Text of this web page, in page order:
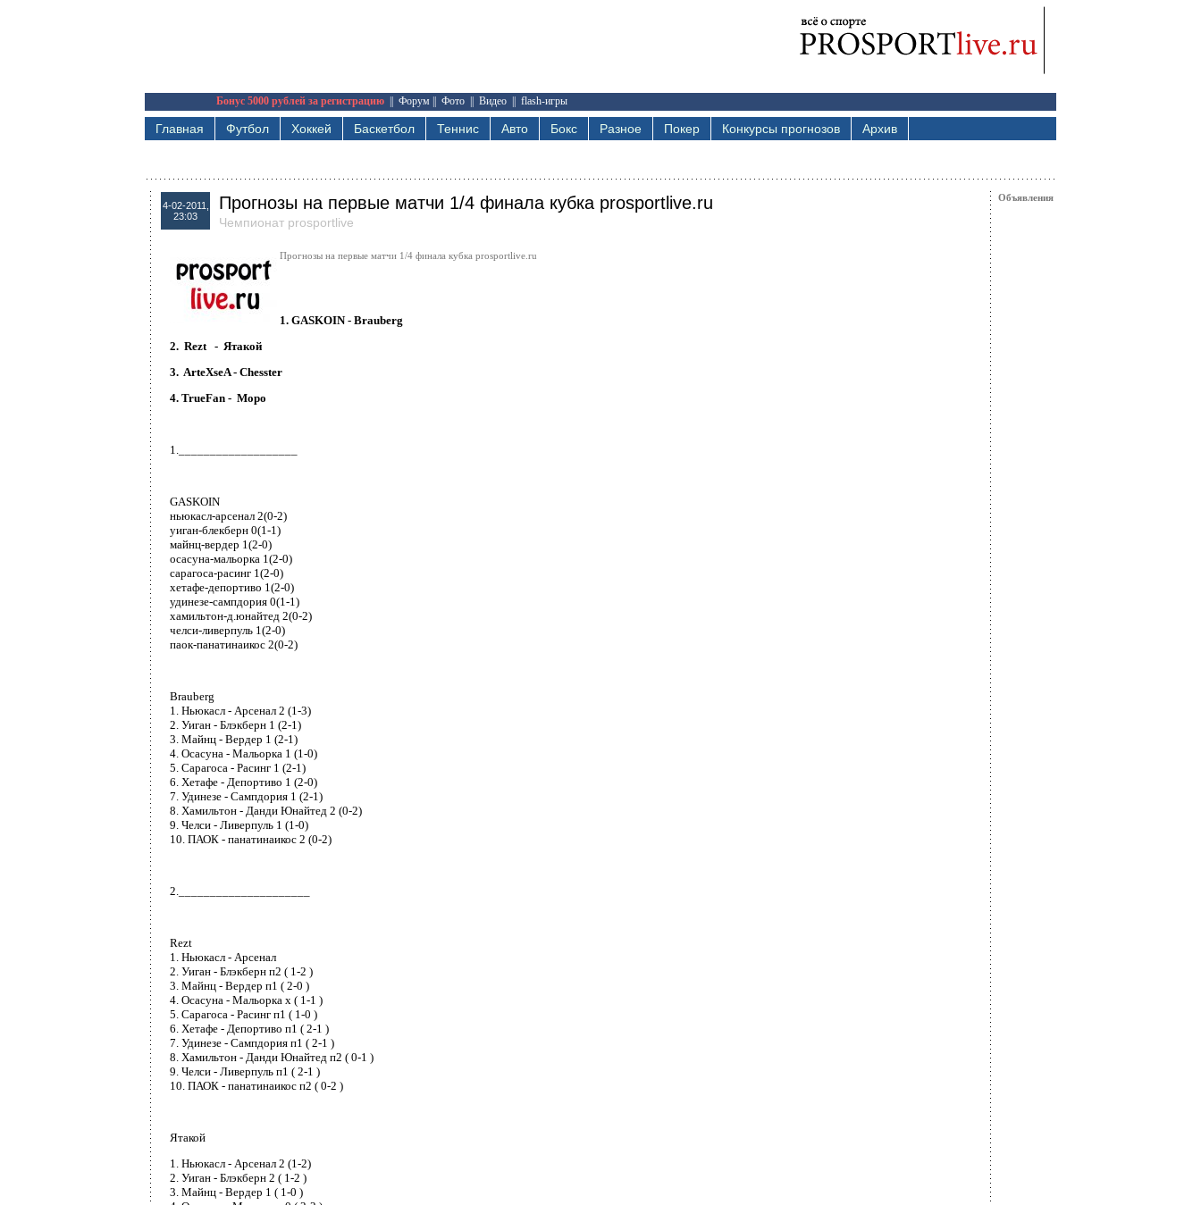
Бонус 5000 рублей за регистрацию Форум Фото Видео flash-игры
Главная Футбол Хоккей Баскетбол Теннис Авто Бокс Разное Покер Конкурсы прогнозов Архив
4-02-2011,
23:03
Прогнозы на первые матчи 1/4 финала кубка prosportlive.ru
Чемпионат prosportlive
Прогнозы на первые матчи 1/4 финала кубка prosportlive.ru
1. GASKOIN - Brauberg
2. Rezt - Ятакой
3. ArteXseA - Chesster
4. TrueFan - Моро
1.___________________
GASKOIN
ньюкасл-арсенал 2(0-2)
уиган-блекберн 0(1-1)
майнц-вердер 1(2-0)
осасуна-мальорка 1(2-0)
сарагоса-расинг 1(2-0)
хетафе-депортиво 1(2-0)
удинезе-сампдория 0(1-1)
хамильтон-д.юнайтед 2(0-2)
челси-ливерпуль 1(2-0)
паок-панатинаикос 2(0-2)
Brauberg
1. Ньюкасл - Арсенал 2 (1-3)
2. Уиган - Блэкберн 1 (2-1)
3. Майнц - Вердер 1 (2-1)
4. Осасуна - Мальорка 1 (1-0)
5. Сарагоса - Расинг 1 (2-1)
6. Хетафе - Депортиво 1 (2-0)
7. Удинезе - Сампдория 1 (2-1)
8. Хамильтон - Данди Юнайтед 2 (0-2)
9. Челси - Ливерпуль 1 (1-0)
10. ПАОК - панатинаикос 2 (0-2)
2._____________________
Rezt
1. Ньюкасл - Арсенал
2. Уиган - Блэкберн п2 ( 1-2 )
3. Майнц - Вердер п1 ( 2-0 )
4. Осасуна - Мальорка х ( 1-1 )
5. Сарагоса - Расинг п1 ( 1-0 )
6. Хетафе - Депортиво п1 ( 2-1 )
7. Удинезе - Сампдория п1 ( 2-1 )
8. Хамильтон - Данди Юнайтед п2 ( 0-1 )
9. Челси - Ливерпуль п1 ( 2-1 )
10. ПАОК - панатинаикос п2 ( 0-2 )
Ятакой
1. Ньюкасл - Арсенал 2 (1-2)
2. Уиган - Блэкберн 2 ( 1-2 )
3. Майнц - Вердер 1 ( 1-0 )
Объявления